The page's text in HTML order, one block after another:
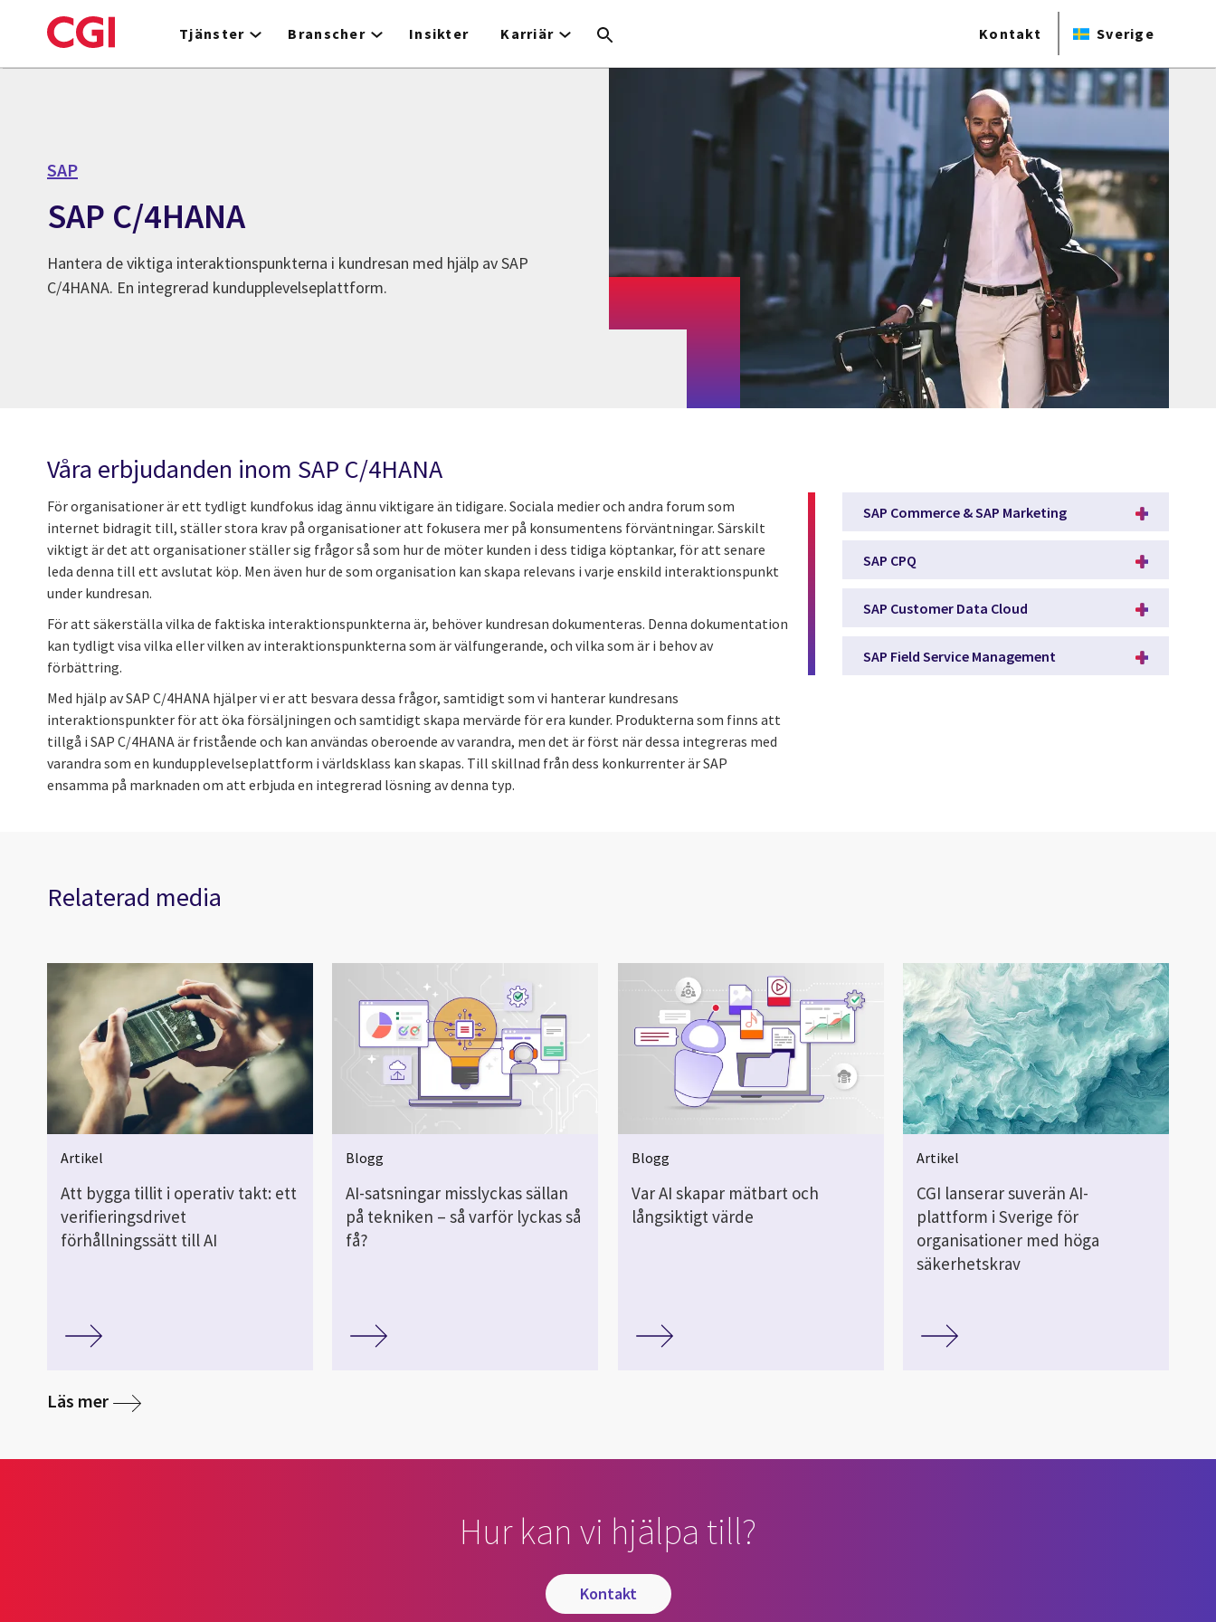
to
Tjänster Branscher Insikter Karriär Kontakt Sverige
SAP
SAP C/4HANA
Hantera de viktiga interaktionspunkterna i kundresan med hjälp av SAP
C/4HANA. En integrerad kundupplevelseplattform.
Våra erbjudanden inom SAP C/4HANA
För organisationer är ett tydligt kundfokus idag ännu viktigare än tidigare. Sociala medier och andra forum som
internet bidragit till, ställer stora krav på organisationer att fokusera mer på konsumentens förväntningar. Särskilt
viktigt är det att organisationer ställer sig frågor så som hur de möter kunden i dess tidiga köptankar, för att senare
leda denna till ett avslutat köp. Men även hur de som organisation kan skapa relevans i varje enskild interaktionspunkt
under kundresan.
För att säkerställa vilka de faktiska interaktionspunkterna är, behöver kundresan dokumenteras. Denna dokumentation
kan tydligt visa vilka eller vilken av interaktionspunkterna som är välfungerande, och vilka som är i behov av
förbättring.
Med hjälp av SAP C/4HANA hjälper vi er att besvara dessa frågor, samtidigt som vi hanterar kundresans
interaktionspunkter för att öka försäljningen och samtidigt skapa mervärde för era kunder. Produkterna som finns att
tillgå i SAP C/4HANA är fristående och kan användas oberoende av varandra, men det är först när dessa integreras med
varandra som en kundupplevelseplattform i världsklass kan skapas. Till skillnad från dess konkurrenter är SAP
ensamma på marknaden om att erbjuda en integrerad lösning av denna typ.
SAP Commerce & SAP Marketing
SAP CPQ
SAP Customer Data Cloud
SAP Field Service Management
Relaterad media
Artikel
Att bygga tillit i operativ takt: ett
verifieringsdrivet
förhållningssätt till AI
Blogg
AI-satsningar misslyckas sällan
på tekniken – så varför lyckas så
få?
Blogg
Var AI skapar mätbart och
långsiktigt värde
Artikel
CGI lanserar suverän AI-
plattform i Sverige för
organisationer med höga
säkerhetskrav
Läs mer
Hur kan vi hjälpa till?
kontakt